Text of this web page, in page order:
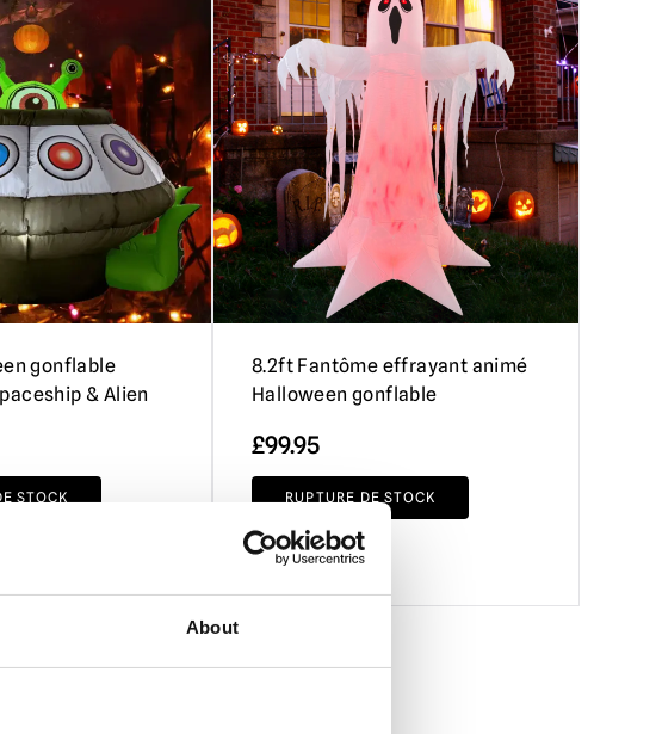
About
gonflable
& Alien
STOCK
8.2ft Fantôme effrayant animé
Halloween gonflable
£99.95
RUPTURE DE STOCK
VOIR LE PRODUIT